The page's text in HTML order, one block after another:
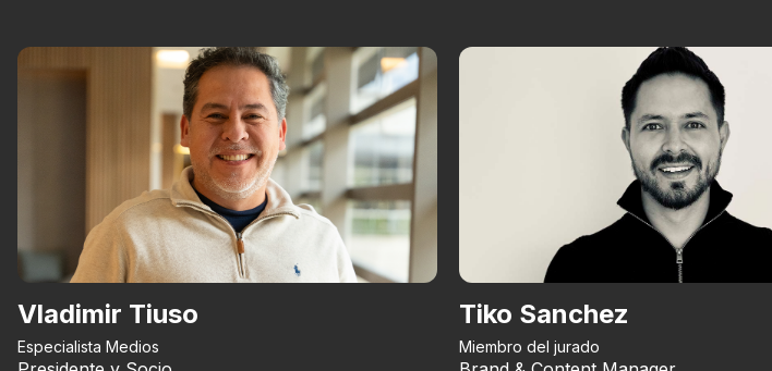
Vladimir Tiuso
Especialista Medios
Tiko Sanchez
Miembro del jurado